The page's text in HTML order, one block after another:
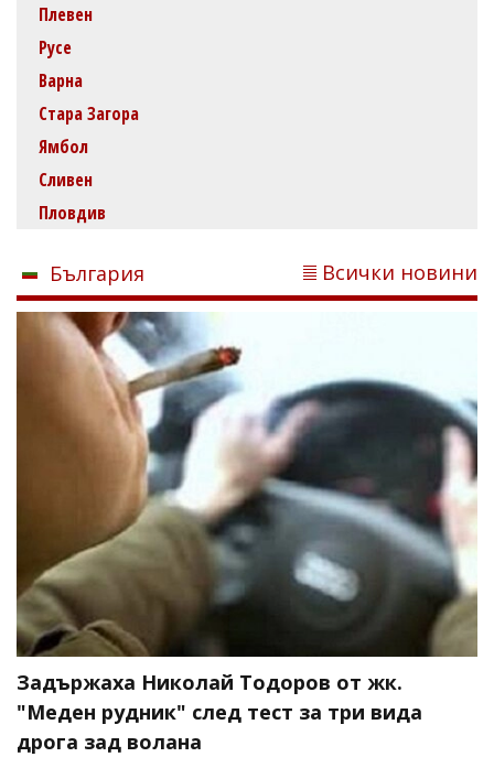
Плевен
Русе
Варна
Стара Загора
Ямбол
Сливен
Пловдив
България Всички новини
Задържаха Николай Тодоров от жк.
"Меден рудник" след тест за три вида
дрога зад волана